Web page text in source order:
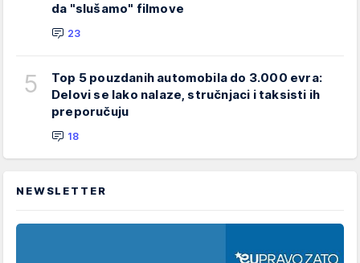
da "slušamo" filmove
23
5
Top 5 pouzdanih automobila do 3.000 evra:
Delovi se lako nalaze, stručnjaci i taksisti ih
preporučuju
18
NEWSLETTER